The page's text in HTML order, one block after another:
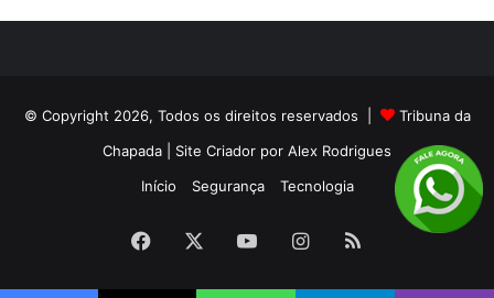
© Copyright 2026, Todos os direitos reservados |
Tribuna da
Chapada | Site Criador por Alex Rodrigues
Início
Segurança Tecnologia
Facebook YouTubeInstagram
RSS